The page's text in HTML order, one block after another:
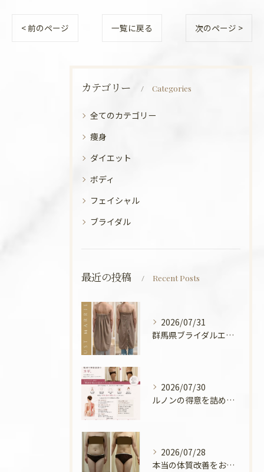
< 前のページ 一覧に戻る 次のページ >
カテゴリー Categories
全てのカテゴリー
痩身
ダイエット
ボディ
フェイシャル
ブライダル
最近の投稿 Recent Posts
2026/07/31
群馬県ブライダルエステ💍
2026/07/30
ルノンの得意を詰めてみました🧡
2026/07/28
本当の体質改善をお手伝い✨